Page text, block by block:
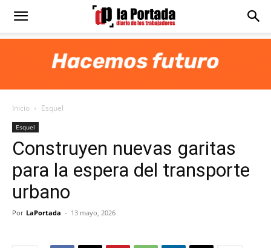
Diario
Portada
Inicio Esquel
Esquel
Construyen nuevas garitas
para la espera del transporte
urbano
Por LaPortada - 13 mayo, 2026